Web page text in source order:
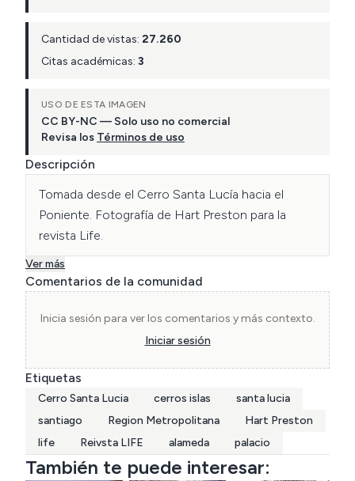
Cantidad de vistas: 27.260
Citas académicas: 3
USO DE ESTA IMAGEN
CC BY-NC — Solo uso no comercial
Revisa los Términos de uso
Descripción
Tomada desde el Cerro Santa Lucía hacia el
Poniente. Fotografía de Hart Preston para la
revista Life.
Ver más
Comentarios de la comunidad
Inicia sesión para ver los comentarios y más contexto.
Iniciar sesión
Etiquetas
Cerro Santa Lucia cerros islas
santa lucia
santiago
Region Metropolitana
Hart Preston
life
Reivsta LIFE alameda palacio
También te puede interesar: